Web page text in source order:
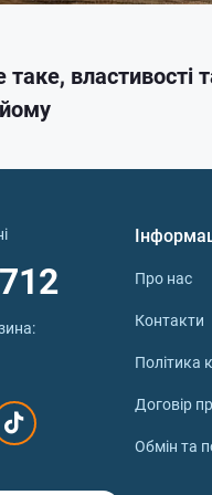
властивості
Про нас
Контакти
Політика
Договір
Обмін та